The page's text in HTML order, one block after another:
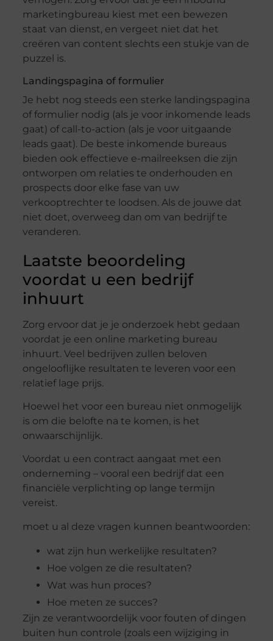
marketingbureau kiest met een bewezen
staat van dienst, en vergeet niet dat het
creëren van content slechts een stukje van de
puzzel is.
Landingspagina of formulier
Je hebt nog steeds een sterke landingspagina
of formulier nodig (als je voor inkomende leads
gaat) of call-to-action (als je voor uitgaande
leads gaat). De beste inkomende bureaus
bieden ook effectieve e-mailreeksen die zijn
ontworpen om relaties te onderhouden en
prospects door elke fase van uw
verkooptrechter te loodsen. Als de jouwe dat
niet doet, overweeg dan om van bedrijf te
veranderen.
Laatste beoordeling
voordat u een bedrijf
inhuurt
Zorg ervoor dat je je onderzoek hebt gedaan
voordat je een online marketing bureau
inhuurt. Veel bedrijven zullen beloven
ongelooflijke resultaten te leveren voor een
relatief lage prijs.
Hoewel het voor een bureau niet onmogelijk
is om die belofte na te komen, is het
onwaarschijnlijk.
Voordat u een contract aangaat met een
onderneming – vooral een bedrijf dat een
financiële verplichting op lange termijn
vereist.
moet u al deze vragen kunnen beantwoorden:
wat zijn hun werkelijke resultaten?
Hoe volgen ze die resultaten?
Wat was hun proces?
Hoe meten ze succes?
Zijn ze verantwoordelijk voor fouten of dingen
buiten hun controle (zoals een wijziging in